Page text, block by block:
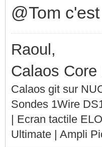
@Tom
Raoul,
Calaos Core
Calaos git sur
Sondes 1Wire
| Ecran tactile
Ultimate | Ampli